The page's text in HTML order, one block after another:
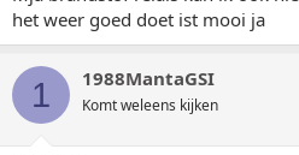
het weer goed doet ist mooi ja
1 1988MantaGSI
Komt weleens kijken